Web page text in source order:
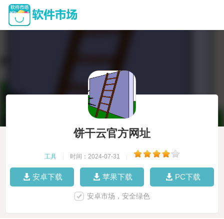
饼干云官方网址
工具 时间：2024-07-31
安卓下载 苹果下载 PC下载
安卓市场，安全绿色